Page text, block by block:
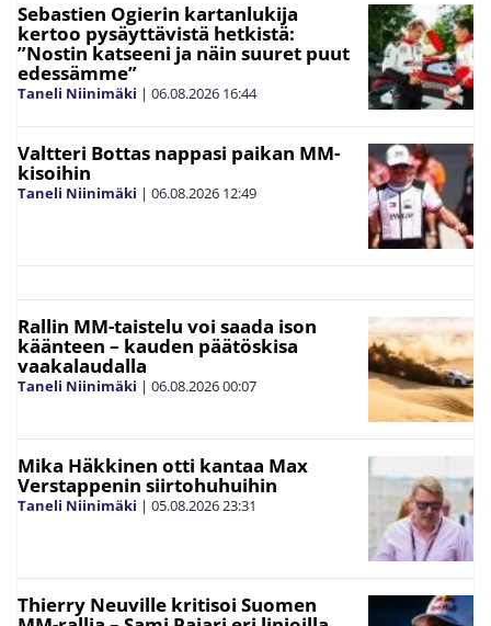
Sebastien Ogierin kartanlukija
kertoo pysäyttävistä hetkistä:
”Nostin katseeni ja näin suuret puut
edessämme”
Taneli Niinimäki | 06.08.2026 16:44
Valtteri Bottas nappasi paikan MM-
kisoihin
Taneli Niinimäki | 06.08.2026 12:49
Rallin MM-taistelu voi saada ison
käänteen – kauden päätöskisa
vaakalaudalla
Taneli Niinimäki | 06.08.202600:07
Mika Häkkinen otti kantaa Max
Verstappenin siirtohuhuihin
Taneli Niinimäki | 05.08.202623:31
Thierry Neuville kritisoi Suomen